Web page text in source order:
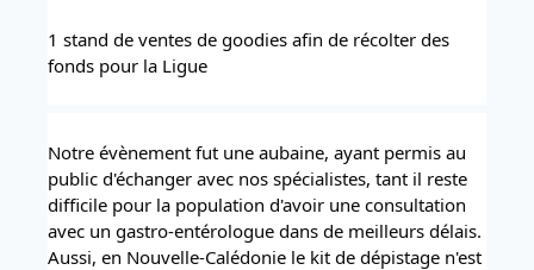
1 stand de ventes de goodies afin de récolter des
fonds pour la Ligue
Notre évènement fut une aubaine, ayant permis au
public d'échanger avec nos spécialistes, tant il reste
difficile pour la population d'avoir une consultation
avec un gastro-entérologue dans de meilleurs délais.
Aussi, en Nouvelle-Calédonie le kit de dépistage n'est